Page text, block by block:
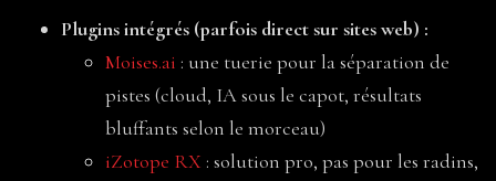
Plugins intégrés (parfois direct sur sites web) :
Moises.ai : une tuerie pour la séparation de
pistes (cloud, IA sous le capot, résultats
bluffants selon le morceau)
iZotope RX : solution pro, pas pour les radins,